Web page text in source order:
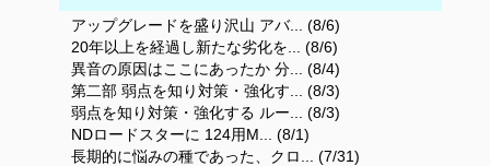
アップグレードを盛り沢山 アバ... (8/6)
20年以上を経過し新たな劣化を... (8/6)
異音の原因はここにあったか 分... (8/4)
第二部 弱点を知り対策・強化す... (8/3)
弱点を知り対策・強化する ルー... (8/3)
NDロードスターに 124用M... (8/1)
長期的に悩みの種であった、クロ... (7/31)